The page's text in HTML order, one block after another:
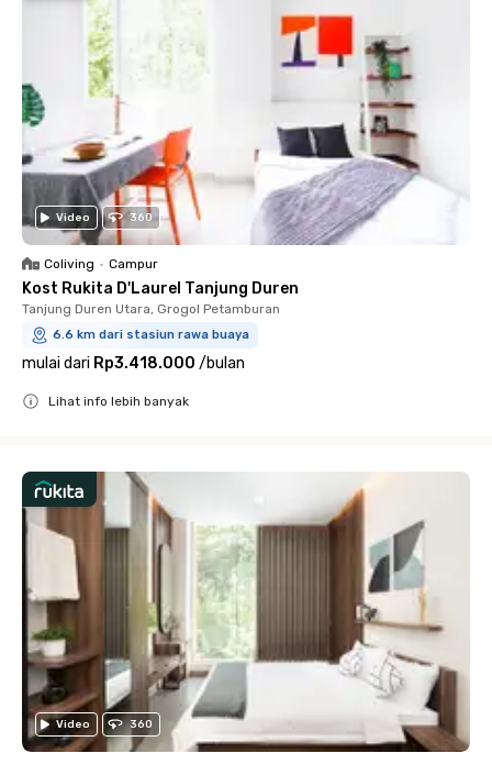
Video 360
Coliving • Campur
Kost Rukita D'Laurel Tanjung Duren
Tanjung Duren Utara, Grogol Petamburan
6.6 km dari stasiun rawa buaya
mulai dari Rp3.418.000 /bulan
Lihat info lebih banyak
Video 360